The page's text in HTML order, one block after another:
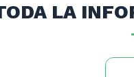
mm
LA